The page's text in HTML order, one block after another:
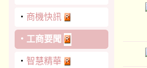
‧ 商機快訊
‧ 工商要聞
‧ 智慧精華